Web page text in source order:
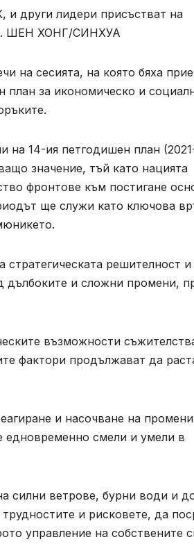
и други лидери присъстват на
ШЕН ХОНГ/СИНХУА
на сесията, на която бяха
за икономическо и
на 14-ия петгодишен план
значение, тъй като нацията
фронтове към постигане
ще служи като ключова
стратегическата решителност и
дълбоките и сложни промени,
възможности
фактори продължават да
и насочване на
едновременно смели и умели в
силни ветрове, бурни води и
и рисковете, да
управление на собствените